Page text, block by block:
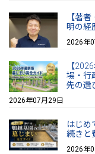
【著
明の経
2026年
【
場・行
先の選
2026年07月29日
はじめ
続きと
2026年